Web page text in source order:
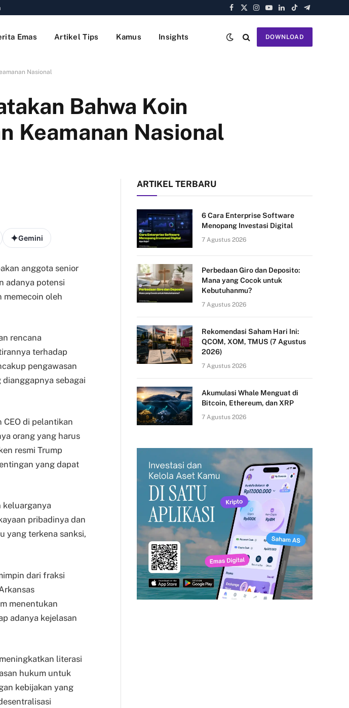
Facebook
X
Instagram
YouTube
LinkedIn
TikTokTelegram
Emas Artikel Tips Kamus Insights DOWNLOAD
Nasional
Bahwa Koin
Keamanan Nasional
Gemini
anggota senior
adanya potensi
memecoin oleh
rencana
terhadap
pengawasan
sebagai
di pelantikan
orang yang harus
resmi Trump
yang dapat
keluarganya
pribadinya dan
yang terkena sanksi,
dari fraksi
menentukan
adanya kejelasan
literasi
hukum untuk
kebijakan yang
ARTIKEL TERBARU
6 Cara Enterprise Software
Menopang Investasi Digital
7 Agustus 2026
Perbedaan Giro dan Deposito:
Mana yang Cocok untuk
Kebutuhanmu?
7 Agustus 2026
Rekomendasi Saham Hari Ini:
QCOM, XOM, TMUS (7 Agustus
2026)
7 Agustus 2026
Akumulasi Whale Menguat di
Bitcoin, Ethereum, dan XRP
7 Agustus 2026